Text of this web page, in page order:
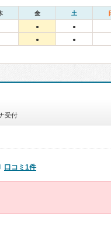
金 土
● ●
● ●
受付
口コミ1件